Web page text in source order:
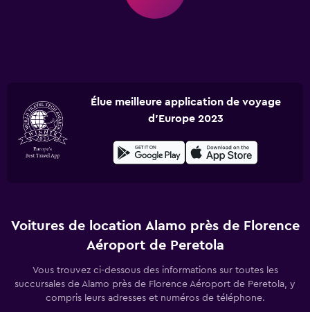
Élue meilleure application de voyage
d'Europe 2023
Voitures de location Alamo près de Florence
Aéroport de Peretola
Vous trouvez ci-dessous des informations sur toutes les
succursales de Alamo près de Florence Aéroport de Peretola, y
compris leurs adresses et numéros de téléphone.